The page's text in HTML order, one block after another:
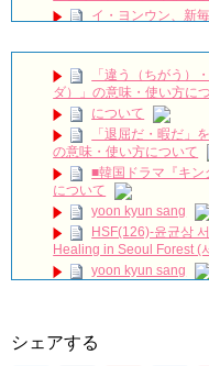
イ・ヨンウン、新
韓国ドラマ『愛よ
サンウォンのレストラン
#fromscratch #ミニチュア
김지한 金智澖
ンイハン Merry Christmas
[BGM] 속물에 시원
王女ピョンガン！
朝鮮時代劇・歴史劇
MOGOMOGO トンイ
NEW!
ハン・ヘジン 한혜
언니&#39; (ft. 도여니의
bobblessyou2 EP.18
ソン・ヘギョ – ソ
「ライフ・ オン・
「違う（ちがう）
ダ）」の意味・使い方に
について
「退屈だ・暇だ」
の意味・使い方について
■韓国ドラマ『キン
について
yoon kyun sang
HSF(126)-윤균상
Healing in Seoul Forest (
yoon kyun sang
九尾狐外伝 メイキ
チョ・ヒョンジ
シェアする